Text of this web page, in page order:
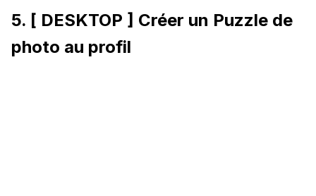
5. [ DESKTOP ] Créer un Puzzle de
photo au profil